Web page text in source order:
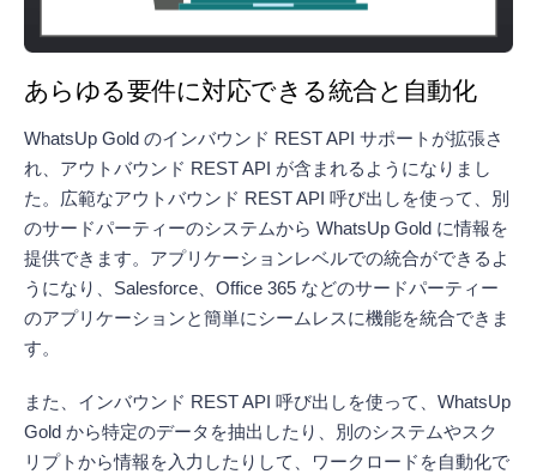
あらゆる要件に対応できる統合と自動化
WhatsUp Gold のインバウンド REST API サポートが拡張さ
れ、アウトバウンド REST API が含まれるようになりまし
た。広範なアウトバウンド REST API 呼び出しを使って、別
のサードパーティーのシステムから WhatsUp Gold に情報を
提供できます。アプリケーションレベルでの統合ができるよ
うになり、Salesforce、Office 365 などのサードパーティー
のアプリケーションと簡単にシームレスに機能を統合できま
す。
また、インバウンド REST API 呼び出しを使って、WhatsUp
Gold から特定のデータを抽出したり、別のシステムやスク
リプトから情報を入力したりして、ワークロードを自動化で